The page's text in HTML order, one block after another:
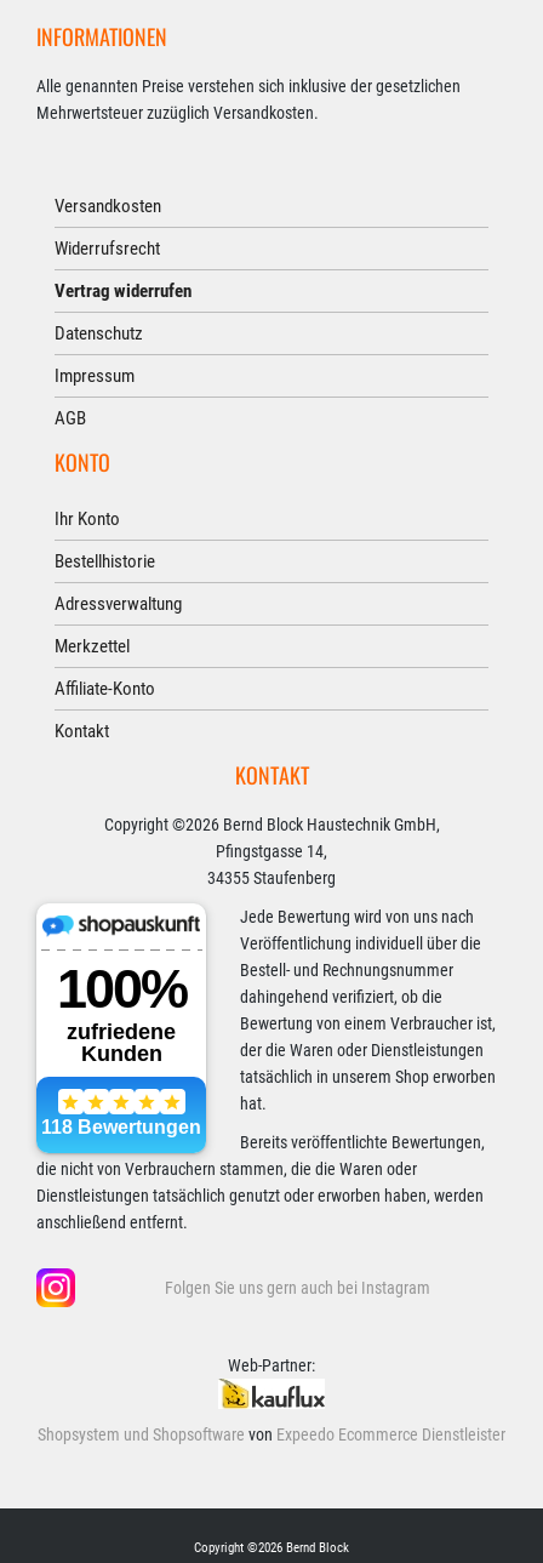
INFORMATIONEN
Alle genannten Preise verstehen sich inklusive der gesetzlichen
Mehrwertsteuer zuzüglich Versandkosten.
Versandkosten
Widerrufsrecht
Vertrag widerrufen
Datenschutz
Impressum
AGB
KONTO
Ihr Konto
Bestellhistorie
Adressverwaltung
Merkzettel
Affiliate-Konto
Kontakt
KONTAKT
Copyright ©2026 Bernd Block Haustechnik GmbH,
Pfingstgasse 14,
34355 Staufenberg
Jede Bewertung wird von uns nach
Veröffentlichung individuell über die
Bestell- und Rechnungsnummer
dahingehend verifiziert, ob die
Bewertung von einem Verbraucher ist,
der die Waren oder Dienstleistungen
tatsächlich in unserem Shop erworben
hat.
Bereits veröffentlichte Bewertungen,
die nicht von Verbrauchern stammen, die die Waren oder
Dienstleistungen tatsächlich genutzt oder erworben haben, werden
anschließend entfernt.
Folgen Sie uns gern auch bei Instagram
Web-Partner:
Shopsystem und Shopsoftware von Expeedo Ecommerce Dienstleister
Copyright ©2026 Bernd Block